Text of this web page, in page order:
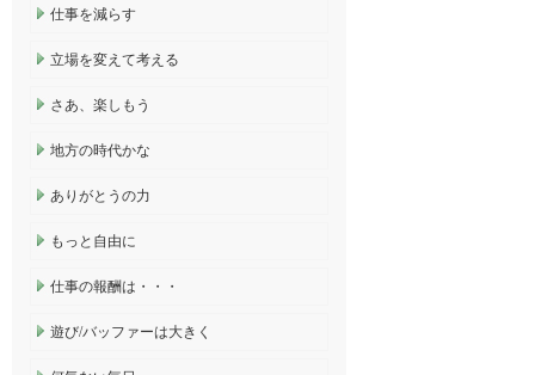
仕事を減らす
立場を変えて考える
さあ、楽しもう
地方の時代かな
ありがとうの力
もっと自由に
仕事の報酬は・・・
遊び/バッファーは大きく